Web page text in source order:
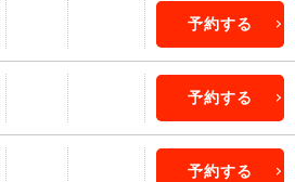
予約する
予約する
予約する